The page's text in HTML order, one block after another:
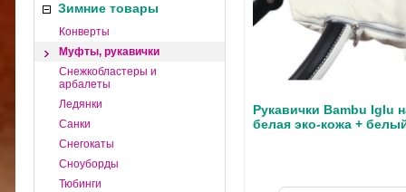
Зимние товары
Конверты
Муфты, рукавички
Снежкобластеры и
арбалеты
Ледянки
Санки
Снегокаты
Сноуборды
Тюбинги
Рукавички Bambu Iglu
белая эко-кожа +